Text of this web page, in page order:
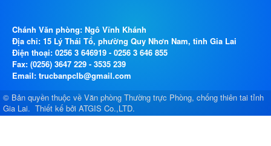
Chánh Văn phòng: Ngô Vĩnh Khánh
Địa chỉ: 15 Lý Thái Tổ, phường Quy Nhơn Nam, tỉnh Gia Lai
Điện thoại: 0256 3 646919 - 0256 3 646 855
Fax: (0256) 3647 229 - 3535 239
Email: trucbanpclb@gmail.com
© Bản quyền thuộc về Văn phòng Thường trực Phòng, chống thiên tai tỉnh
Gia Lai. Thiết kế bởi ATGIS Co.,LTD.